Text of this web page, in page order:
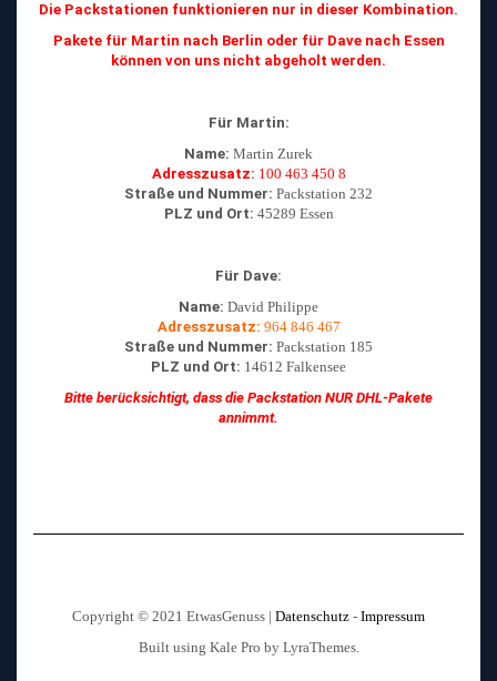
Die Packstationen funktionieren nur in dieser Kombination.
Pakete für Martin nach Berlin oder für Dave nach Essen
können von uns nicht abgeholt werden.
Für Martin:
Name: Martin Zurek
Adresszusatz: 100 463 450 8
Straße und Nummer: Packstation 232
PLZ und Ort: 45289 Essen
Für Dave:
Name: David Philippe
Adresszusatz: 964 846 467
Straße und Nummer: Packstation 185
PLZ und Ort: 14612 Falkensee
Bitte berücksichtigt, dass die Packstation NUR DHL-Pakete
annimmt.
Copyright © 2021 EtwasGenuss | Datenschutz - Impressum
Built using Kale Pro by LyraThemes.